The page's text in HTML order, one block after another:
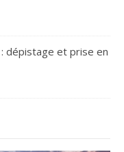
dépistage et prise en